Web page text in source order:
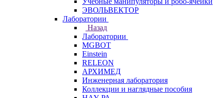
ЭВОЛЬВЕКТОР
Лаборатории
Назад
Лаборатории
MGBOT
Einstein
RELEON
АРХИМЕД
Инженерная лаборатория
Коллекции и наглядные пособия